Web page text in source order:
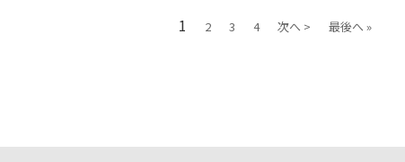
1 2 3 4 次へ > 最後へ »